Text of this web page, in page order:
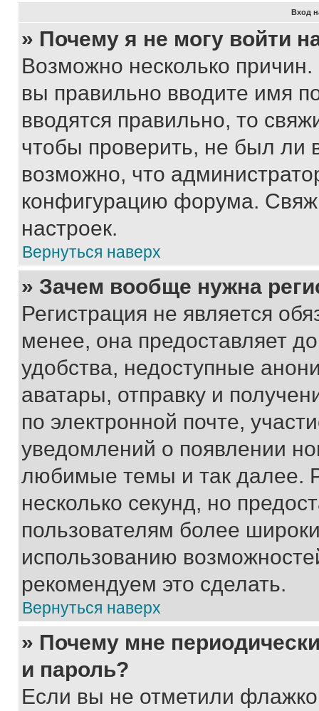
Вход
» Почему я не могу войти
Возможно несколько
вы правильно вводите имя
вводятся правильно, то
чтобы проверить, не был ли
возможно, что
конфигурацию форума.
настроек.
Вернуться наверх
» Зачем вообще нужна
Регистрация не является
менее, она предоставляет
удобства, недоступные
аватары, отправку и
по электронной почте,
уведомлений о появлении
любимые темы и так далее.
несколько секунд, но
пользователям более
использованию
рекомендуем это сделать.
Вернуться наверх
» Почему мне
и пароль?
Если вы не отметили